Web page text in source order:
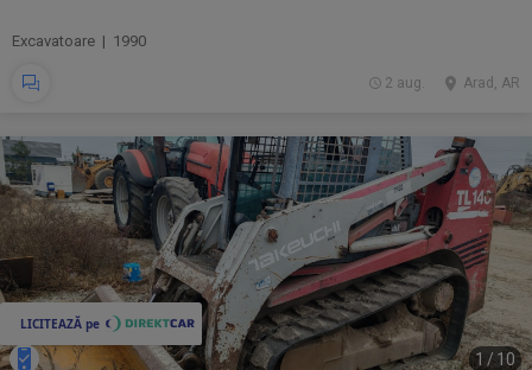
Excavatoare | 1990
Arad, AR
2 aug.
1 /10